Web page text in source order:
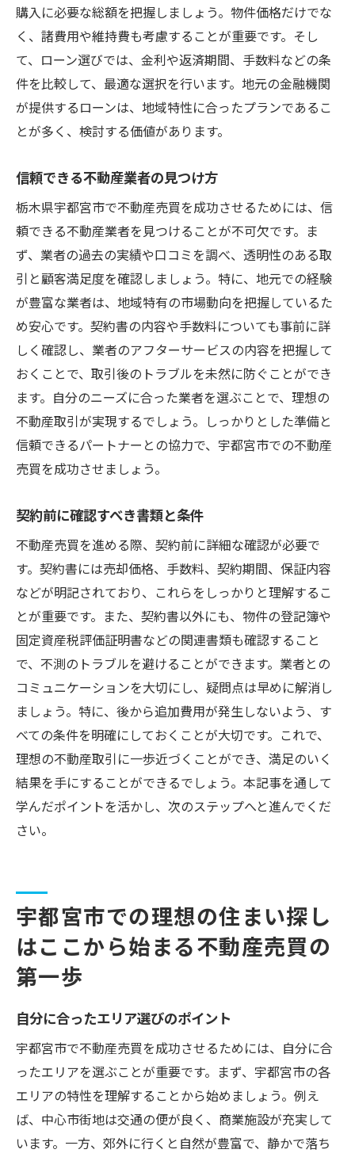
購入に必要な総額を把握しましょう。物件価格だけでな
く、諸費用や維持費も考慮することが重要です。そし
て、ローン選びでは、金利や返済期間、手数料などの条
件を比較して、最適な選択を行います。地元の金融機関
が提供するローンは、地域特性に合ったプランであるこ
とが多く、検討する価値があります。
信頼できる不動産業者の見つけ方
栃木県宇都宮市で不動産売買を成功させるためには、信
頼できる不動産業者を見つけることが不可欠です。ま
ず、業者の過去の実績や口コミを調べ、透明性のある取
引と顧客満足度を確認しましょう。特に、地元での経験
が豊富な業者は、地域特有の市場動向を把握しているた
め安心です。契約書の内容や手数料についても事前に詳
しく確認し、業者のアフターサービスの内容を把握して
おくことで、取引後のトラブルを未然に防ぐことができ
ます。自分のニーズに合った業者を選ぶことで、理想の
不動産取引が実現するでしょう。しっかりとした準備と
信頼できるパートナーとの協力で、宇都宮市での不動産
売買を成功させましょう。
契約前に確認すべき書類と条件
不動産売買を進める際、契約前に詳細な確認が必要で
す。契約書には売却価格、手数料、契約期間、保証内容
などが明記されており、これらをしっかりと理解するこ
とが重要です。また、契約書以外にも、物件の登記簿や
固定資産税評価証明書などの関連書類も確認すること
で、不測のトラブルを避けることができます。業者との
コミュニケーションを大切にし、疑問点は早めに解消し
ましょう。特に、後から追加費用が発生しないよう、す
べての条件を明確にしておくことが大切です。これで、
理想の不動産取引に一歩近づくことができ、満足のいく
結果を手にすることができるでしょう。本記事を通して
学んだポイントを活かし、次のステップへと進んでくだ
さい。
宇都宮市での理想の住まい探し
はここから始まる不動産売買の
第一歩
自分に合ったエリア選びのポイント
宇都宮市で不動産売買を成功させるためには、自分に合
ったエリアを選ぶことが重要です。まず、宇都宮市の各
エリアの特性を理解することから始めましょう。例え
ば、中心市街地は交通の便が良く、商業施設が充実して
います。一方、郊外に行くと自然が豊富で、静かで落ち